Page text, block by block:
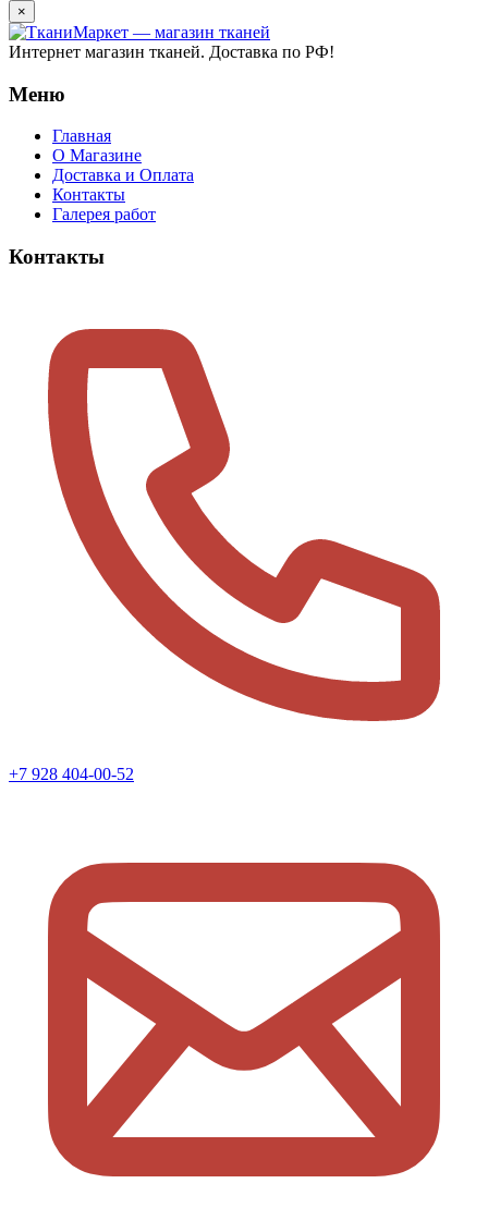
×
Интернет магазин тканей. Доставка по РФ!
Меню
Главная
О Магазине
Доставка и Оплата
Контакты
Галерея работ
Контакты
+7 928 404-00-52